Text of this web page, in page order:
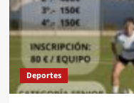
Deportes